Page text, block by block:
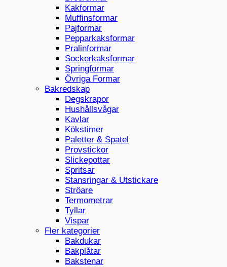
Kakformar
Muffinsformar
Pajformar
Pepparkaksformar
Pralinformar
Sockerkaksformar
Springformar
Övriga Formar
Bakredskap
Degskrapor
Hushållsvågar
Kavlar
Kökstimer
Paletter & Spatel
Provstickor
Slickepottar
Spritsar
Stansringar & Utstickare
Ströare
Termometrar
Tyllar
Vispar
Fler kategorier
Bakdukar
Bakplåtar
Bakstenar